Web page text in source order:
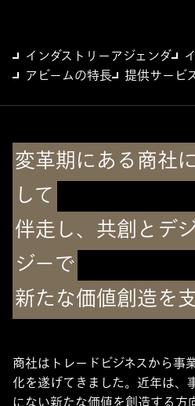
インダストリーアジェンダ
アビームの特長
提供サービ
変革期にある商社
して
伴走し、共創とデ
ジーで
新たな価値創造を
商社はトレードビジネスから事
化を遂げてきました。近年は、